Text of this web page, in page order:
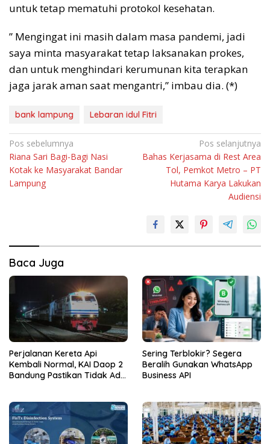
untuk tetap mematuhi protokol kesehatan.
” Mengingat ini masih dalam masa pandemi, jadi
saya minta masyarakat tetap laksanakan prokes,
dan untuk menghindari kerumunan kita terapkan
jaga jarak aman saat mengantri,” imbau dia. (*)
bank lampung Lebaran idul Fitri
Navigasi
pos
Pos sebelumnya
Riana Sari Bagi-Bagi Nasi
Kotak ke Masyarakat Bandar
Lampung
Pos selanjutnya
Bahas Kerjasama di Rest Area
Tol, Pemkot Metro – PT
Hutama Karya Lakukan
Audiensi
Baca Juga
Perjalanan Kereta Api
Kembali Normal, KAI Daop 2
Bandung Pastikan Tidak Ada
Operasional Pasca Gempa
Pangandaran
Sering Terblokir? Segera
Beralih Gunakan WhatsApp
Business API